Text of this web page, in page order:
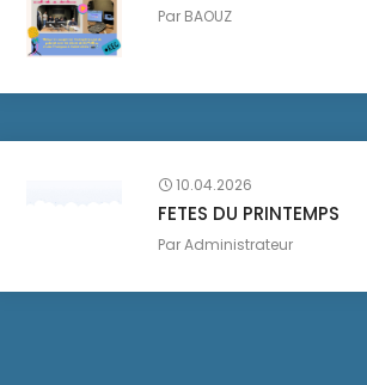
Par BAOUZ
10.04.2026
FETES DU PRINTEMPS
ParAdministrateur